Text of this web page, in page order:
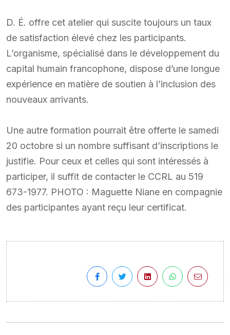
D. É. offre cet atelier qui suscite toujours un taux
de satisfaction élevé chez les participants.
L’organisme, spécialisé dans le développement du
capital humain francophone, dispose d’une longue
expérience en matière de soutien à l’inclusion des
nouveaux arrivants.
Une autre formation pourrait être offerte le samedi
20 octobre si un nombre suffisant d’inscriptions le
justifie. Pour ceux et celles qui sont intéressés à
participer, il suffit de contacter le CCRL au 519
673-1977. PHOTO : Maguette Niane en compagnie
des participantes ayant reçu leur certificat.